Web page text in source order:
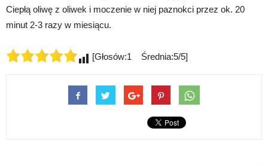
Ciepłą oliwę z oliwek i moczenie w niej paznokci przez ok. 20
minut 2-3 razy w miesiącu.
[Głosów:1 Średnia:5/5]